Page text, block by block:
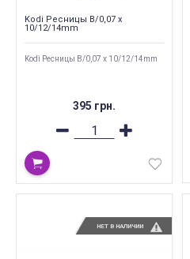
Kodi Ресницы B/0,07 x
10/12/14mm
Kodi Ресницы B/0,07 x 10/12/14mm
395 грн.
НЕТ В НАЛИЧИИ